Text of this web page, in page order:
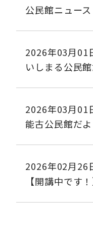
公民館ニュー
2026年03月01
いしまる公民
2026年03月01
能古公民館だ
2026年02月26
【開講中です